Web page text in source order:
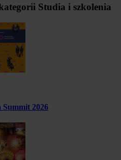
Studia i szkolenia
Summit 2026